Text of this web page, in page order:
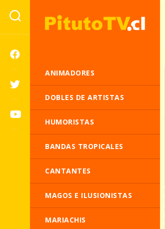
ANIMADORES
DOBLES DE ARTISTAS
HUMORISTAS
BANDAS TROPICALES
CANTANTES
MAGOS E ILUSIONISTAS
MARIACHIS